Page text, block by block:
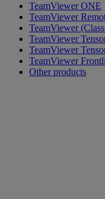
TeamViewer ONE
TeamViewer
TeamViewer
TeamViewer
TeamViewer
TeamViewer
Other products